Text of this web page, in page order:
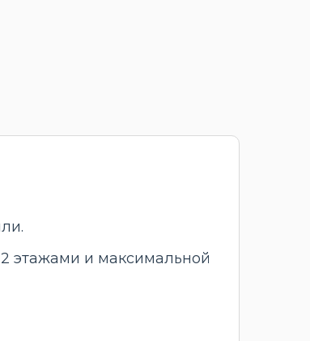
этажами и максимальной